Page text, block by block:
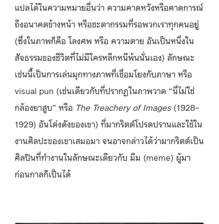
แปลได้ในความหมายอื่นว่า ความคาดหวังหรือคาดการณ์
ถึงอนาคตข้างหน้า หรือชะตากรรมที่รอพวกเราทุกคนอยู่
(ซึ่งในภาพก็คือ โลงศพ หรือ ความตาย อันเป็นหนึ่งใน
สัจธรรมของชีวิตที่ไม่มีใครหลีกหนีพ้นนั่นเอง) ลักษณะ
เช่นนี้เป็นการเล่นมุกทางภาพที่เชื่อมโยงกับภาษา หรือ
visual pun (เช่นเดียวกับที่ปรากฏในภาพวาด “นี่ไม่ใช่
กล้องยาสูบ” หรือ The Treachery of Images(1928–
1929) อันโด่งดังของเขา) ที่มากริตต์โปรดปรานและใช้ใน
งานศิลปะของเขาเสมอมา จนอาจกล่าวได้ว่ามากริตต์เป็น
ศิลปินที่ทำงานในลักษณะเดียวกับ มีม (meme) ผู้มา
ก่อนกาลก็เป็นได้